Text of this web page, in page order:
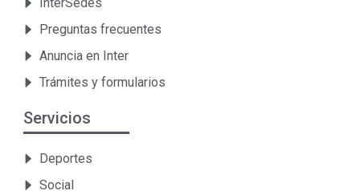
Preguntas frecuentes
Anuncia en Inter
Trámites y formularios
Servicios
Deportes
Social